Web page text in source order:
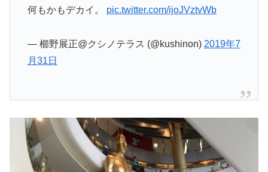
何もかもデカイ。 pic.twitter.com/ijoJVztvWb
— 櫛野展正@クシノテラス (@kushinon) 2019年7
月31日